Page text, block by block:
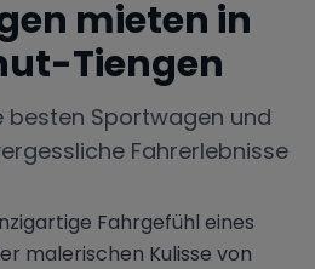
mieten in
Tiengen
besten Sportwagen und
Fahrerlebnisse
Fahrgefühl eines
malerischen Kulisse von